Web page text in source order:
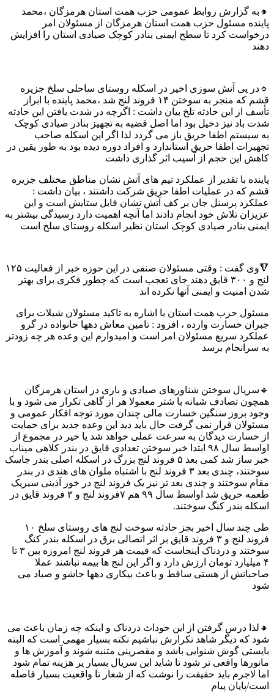
🔸به گزارش روابط عمومی حزب همت استان هرمزگان ،محمد
پاینده مسئول حزب همت استان هرمزگان از مسئولان امر
درخواست کرد تا سطح ایمنی بنادر کوچک صیادی استان را افزایش
دهند
🔹در پی آتش سوزی اخیر در اسکله روستای ساحلی سلخ جزیره
قشم که منجر به سوختن ۱۴ فروند لنج شد ،محمد پاینده با ابراز
تأسف از این حادثه تلخ بیان داشت : اگرچه در شدت یافتن این حادثه
شدت باد نیز دخیل بود اما اصل قضیه به تجهیز بنادر صیادی کوچک
به سیستم اطفا حریق باز می گردد لذا اگر این اسکله صاحب
تجهیزات اطفا حریق استاندارد و افراد دوره دیده بود به طور یقین در
کاهش این حجم از آسیب اثر گذاری داشت
پاینده با تقدیر از عملکرد تیم های آتش نشان مناطق مختلف جزیره
قشم که در عملیات اطفا حریق شرکت داشتند ، بیان داشت :
عملکرد پرسنل جان بر کف آتش نشان قابل ستایش است و این
عزیزان تلاش خود انجام دادند اما آنچه اهمیت دارد رسیدگی بیشتر به
ایمنی بنادر صیادی کوچک استان نظیر اسکله روستای سلخ است
🔻وی گفت : وقتی مسئولان صنفی در این حوزه خبر از فعالیت ۱۲۵
لنج و ۳۰۰ قایق دهند جای تعجب است که چطور فکری برای بهتر
شدن امنیت و ایمنی آنها نکرده اند
مسئول حزب همت استان با اشاره به تاکید مسئولان شیلات برای
جبران خسارت وارده ، افزود : تامین معاش دهها خانواده در گرو
عملکرد سریع مسئولان امر است و امیدوارم این وعده هر چه زودتر
به سرانجام برسد
🔹سریال سوختن شناورهای صیادی و باری در استان هرمزگان
همچون تصادف شبانه با شتر معمولا هر از گاهی تکرار می شود و با
وجود بروز سنگین خسارت مالی چندان مورد توجه افکار عمومی و
مسئولان قرار نمی گرفت حال باید دید این وعده جدید برای حمایت
از خسارت دیدگان به سرعت عملی خواهد شد یا خیر در مجموع از
اواسط سال ۹۸ ابتدا خبر سوختن تعدادی قایق در بندر کلاهی میناب
خبر ساز شد کمی بعد ۵ فروند لنج بزرگ در اسکله اصلی بندر جاسک
سوختند، چندی بعد ۳ فروند لنج با اشتباه ملوان های هندی در بندر
مقام سوختند و چندی بعد تر نیز یک فروند لنج در خور آذینی سیریک
طعمه حریق شد اواسط سال ۹۹ هم ۷فروند لنج و ۳ فروند قایق در
اسکله بندر کنگ سوختند.
طی چند سال اخیر بجز حادثه سوخت لنج های روستای سلخ ۱٠
فروند لنج و ۳ فروند قایق بر اثر اتصالی برق در اسکله بندر کنگ
سوختند و دردناک اینجاست که قیمت هر فروند لنج امروزه بین ۳ تا
۴ میلیارد تومان ارزش دارد و اگر این لنج ها بیمه نباشند عملا
صاحبانش از هستی ساقط و باعث بیکاری دهها جاشو و صیاد می
شود
🔸لذا درس گرفتن از این حوداث دردناک و اینکه چه زمان باعث می
شود که دیگر شاهد تکرارش نباشیم نکته بسیار مهمی است که البته
بایستی گوش شنوایی باشد و مقصرینی متنبه شوند و آموزش ها و
مانورها واقعی تر شود تا شاید این سریال بسیار پر هزینه تمام شود
اما لاجرم باید حقیقت را نوشت که از شعار تا واقعیت بسیار فاصله
است/پایان پیام